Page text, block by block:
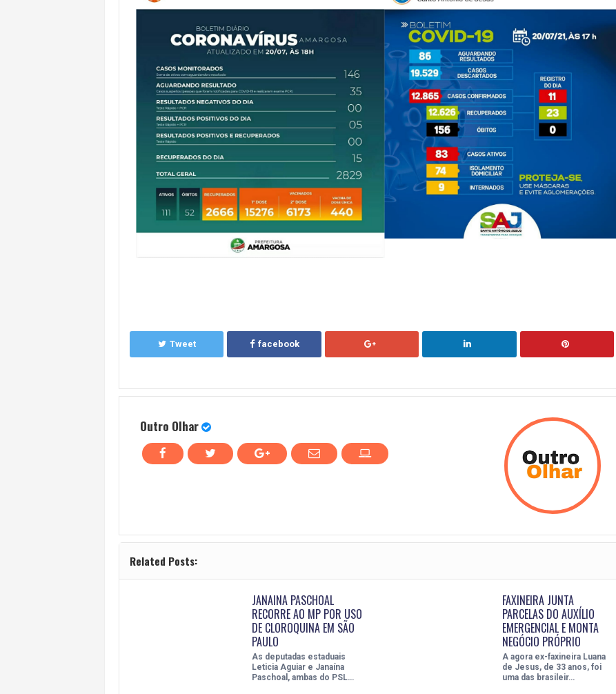
Tweet facebook
Outro Olhar
Related Posts:
JANAINA PASCHOAL
RECORRE AO MP POR USO
DE CLOROQUINA EM SÃO
PAULO
As deputadas estaduais
Leticia Aguiar e Janaína
Paschoal, ambas do PSL…
FAXINEIRA JUNTA
PARCELAS DO AUXÍLIO
EMERGENCIAL E MONTA
NEGÓCIO PRÓPRIO
A agora ex-faxineira Luana
de Jesus, de 33 anos, foi
uma das brasileir…